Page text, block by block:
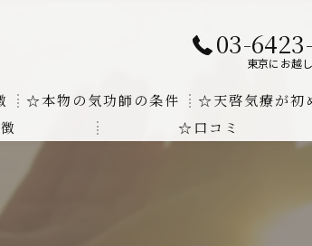
03-
東京にお越
る回答
籍
☆本物の気功師の条件
クンダリニーの上昇でチャクラの覚醒
☆天啓気療が初
跡的な寛解
☆口コミ